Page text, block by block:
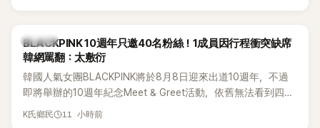
K-POP
BLACKPINK 10週年只邀40名粉絲！1成員因行程衝突缺席
韓網罵翻：太敷衍
韓國人氣女團BLACKPINK將於8月8日迎來出道10週年，不過
即將舉辦的10週年紀念Meet & Greet活動，依舊無法看到四人
合體。根據韓媒《MyDaily》7日報導，當天將由Jisoo（智秀）、
K氏鄉民 11 小時前